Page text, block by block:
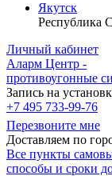
Якутск
Республика
Личный кабинет
Аларм Центр -
противоугонные
Запись на
+7 495 733-99-76
Перезвоните мне
Доставляем по
Все пункты
способы и сроки